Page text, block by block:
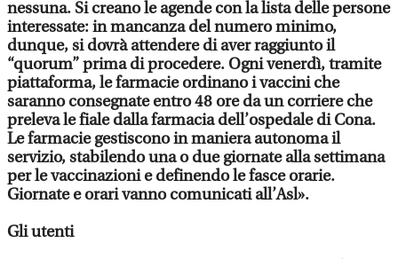
nessuna. Si creano le agende con la lista delle persone
interessate: in mancanza del numero minimo,
dunque, si dovrà attendere di aver raggiunto il
“quorum” prima di procedere. Ogni venerdì, tramite
piattaforma, le farmacie ordinano i vaccini che
saranno consegnate entro 48 ore da un corriere che
preleva le fiale dalla farmacia dell’ospedale di Cona.
Le farmacie gestiscono in maniera autonoma il
servizio, stabilendo una o due giornate alla settimana
per le vaccinazioni e definendo le fasce orarie.
Giornate e orari vanno comunicati all’Asl».
Gli utenti